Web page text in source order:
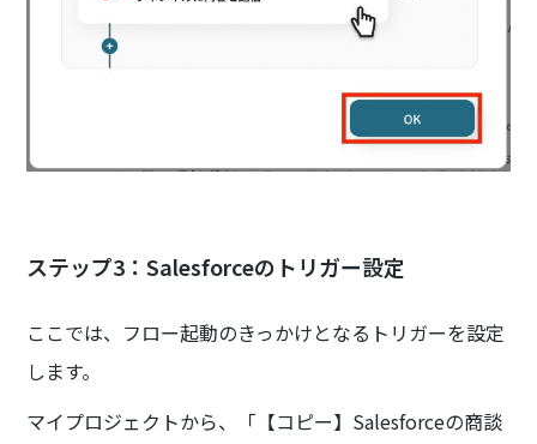
ステップ3：Salesforceのトリガー設定
ここでは、フロー起動のきっかけとなるトリガーを設定
します。
マイプロジェクトから、「【コピー】Salesforceの商談